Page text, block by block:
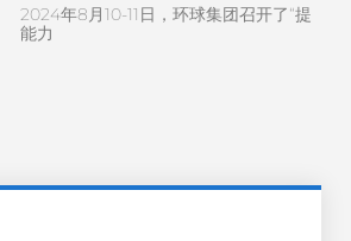
2024年8月10-11日，环球集团召开了“提
能力